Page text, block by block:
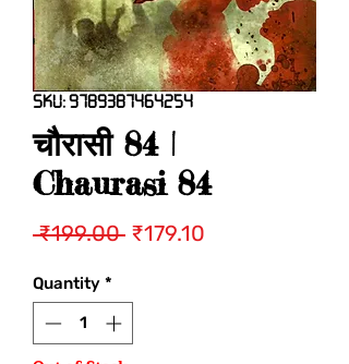
SKU: 9789387464254
चौरासी 84 |
Chaurasi 84
₹199.00 Regular
₹179.10
Quantity *